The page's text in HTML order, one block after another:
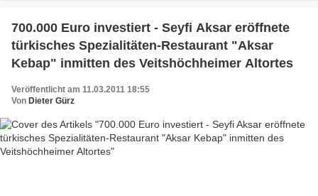
700.000 Euro investiert - Seyfi Aksar eröffnete
türkisches Spezialitäten-Restaurant "Aksar
Kebap" inmitten des Veitshöchheimer Altortes
Veröffentlicht am 11.03.2011 18:55
Von Dieter Gürz